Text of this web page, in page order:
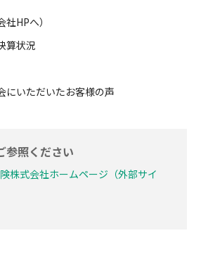
HPへ）
算状況
にいただいたお客様の声
参照ください
株式会社ホームページ（外部サイ